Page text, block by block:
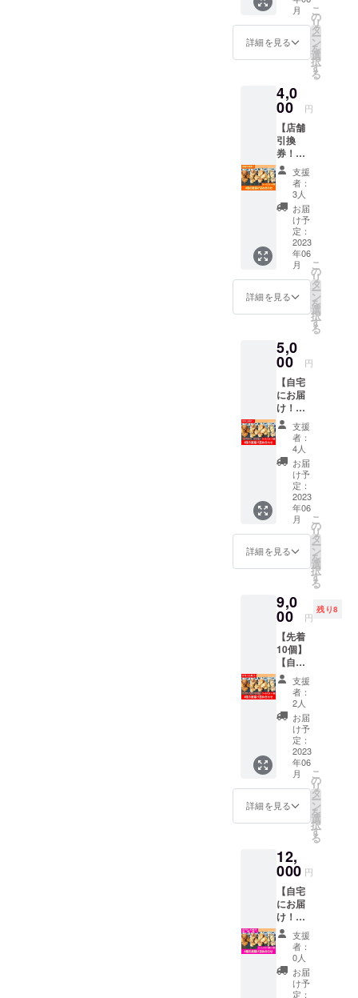
可能
日：毎
週 月
～木
００ ・
場
所
：鹿
児島県
薩摩川
内市中
郷1丁目
3－10
株式
会社ア
フィ
ラル
キッチ
に来る
ことが
難しい
場合は
配送可
能で
す。
（別途
送料を
いただ
きま
す） 株
式会社
アン
フィ自
「味付
けもも
（冷
凍）」
オーブ
ンやレ
ンジで
の温め
でもお
いしく
いただ
けます
＾＾ 2
度揚げ
の前の
段階で
冷凍し
ので”揚
げなお
ていた
だくと
より一
層おい
しくお
召し上
がりい
ただけ
ます♪ 4
種類の
味付け
からご
ださ
い。 ＊
薩摩川
に取り
に来ら
れる方
のみご
購入く
ださ
い。 ・
有効期
限 ：
2023年
6月30日
・引換
可能
日：毎
週 月
～木
１０：
場
所
：鹿
児島県
薩摩川
内市中
郷1丁目
3－10
株式
会社ア
フィ
セント
キッチ
ン ＊受
ことが
難しい
場合は
配送可
能で
す。
（別途
送料を
いただ
きま
す） 株
式会社
アン
フィ自
慢の
けもも
肉の唐
凍）」
オーブ
ンやレ
ンジで
の温め
でもお
いしく
いただ
けます
＾＾ 2
度揚げ
慢の
「味付
けもも
肉の唐
揚げ
凍）」
オーブ
ンやレ
ンジで
の温め
でもお
いしく
いただ
けます
＾＾ 2
度揚げ
の前の
段階で
冷凍し
ている
ので”揚
げなお
より一
層おい
しくお
召し上
がりい
ただけ
ます♪ 4
種類の
味付け
からご
希望の
味をお
選びく
ださ
い。
『赤
辛』：
辛い唐
揚げ
『黒
辛』：
黒胡椒
でピ
リッと
辛い唐
揚げ
『
塩 』
：あっ
さり&後
を引く
塩味の
『のり
塩』：
のり入
り唐揚
げ ＊内
容量：
（約850
ｇ28個
ほど）
＊税込
み・送
料込み
の金額
月
詳細を見る
こ
の
リ
タ
ー
ン
を
選
択
す
る
4,0
00 円
【店舗
引換
券！】
★4種の
唐揚げ
詰め合
わせ
（３～
４人分
×4種）
★ 店舗
でお受
け取り
いただ
けるリ
ターン
メール
にて引
換券の
画像を
お送り
いたし
ます。
プリン
トアウ
トした
ものま
たはス
マホ画
面を引
き換え
時にご
提示く
内市中
郷にあ
る店舗
に取り
に来ら
れる方
のみご
購入く
ださ
い。 ・
有効期
限 ：
2023年
6月30日
・引換
可能
日：毎
００～
１６：
００ ・
場
所
：鹿
児島県
薩摩川
内市中
郷1丁目
3－10
支援
者：
3人
お届
け予
定：
2023
年06
月
詳細を見る
こ
の
リ
タ
ー
ン
を
選
択
す
る
5,0
00 円
【自宅
にお届
け！】
★4種の
唐揚げ
詰め合
わせ（3
～4人分
×4種）
★ 株式
会社ア
ンフィ
自慢の
「味付
けもも
肉の唐
（冷
凍）」
オーブ
ンやレ
ンジで
の温め
でもお
いしく
いただ
けます
＾＾ 2
度揚げ
の前の
段階で
冷凍し
ている
ので”揚
だくと
より一
層おい
しくお
召し上
がりい
ただけ
ます♪ 4
種類唐
揚げの
詰め合
支援
者：
4人
お届
け予
定：
2023
年06
月
詳細を見る
こ
の
リ
タ
ー
ン
を
選
択
す
る
9,0
00 円
残り8
【先着
10個】
【自宅
にお届
け！】
★4種の
唐揚げ
詰め合
わせ（7
～8人分
×4種）
★ 株式
会社ア
ンフィ
自慢の
「味付
肉の唐
揚げ
（冷
凍）」
たっぷ
り1ｋｇ
×4種
計4㎏！
オーブ
ンやレ
ンジで
の温め
支援
者：
2人
お届
け予
定：
2023
年06
月
詳細を見る
こ
の
リ
タ
ー
ン
を
選
択
す
る
12,
000 円
【自宅
にお届
け！定
期便（4
か月
分】
★4種の
唐揚げ
詰め合
支援
者：
0人
お届
け予
定：